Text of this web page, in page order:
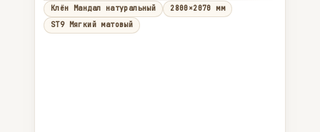
Клён Мандал натуральный
2800×2070 мм
ST9 Мягкий матовый